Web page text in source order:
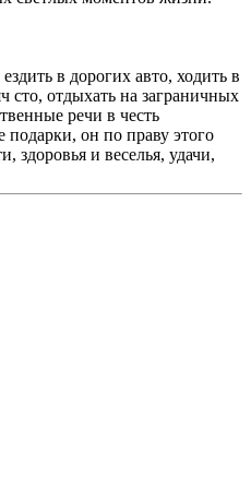
в дорогих авто, ходить в
сто, отдыхать на заграничных
речи в честь
он по праву этого
здоровья и веселья, удачи,